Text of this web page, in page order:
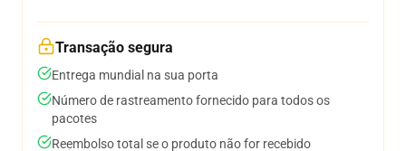
Transação segura
Entrega mundial na sua porta
Número de rastreamento fornecido para todos os
pacotes
Reembolso total se o produto não for recebido